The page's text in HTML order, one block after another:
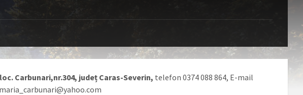
loc. Carbunari,nr.304, județ Caras-Severin, telefon 0374 088 864, E-mail